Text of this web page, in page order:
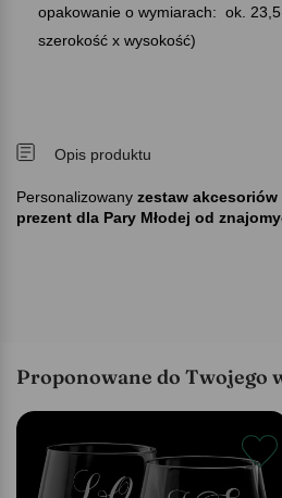
opakowanie o wymiarach: ok.
szerokość x wysokość)
Opis produktu
Personalizowany zestaw
prezent dla Pary Młodej od
Proponowane do Twojego